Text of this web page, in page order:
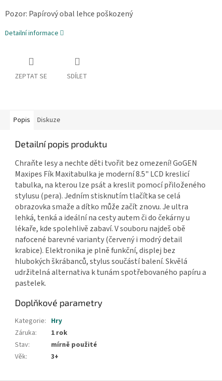
Pozor: Papírový obal lehce poškozený
Detailní informace
ZEPTAT SE SDÍLET
Popis Diskuze
Detailní popis produktu
Chraňte lesy a nechte děti tvořit bez omezení! GoGEN
Maxipes Fík Maxitabulka je moderní 8.5" LCD kreslicí
tabulka, na kterou lze psát a kreslit pomocí přiloženého
stylusu (pera). Jedním stisknutím tlačítka se celá
obrazovka smaže a dítko může začít znovu. Je ultra
lehká, tenká a ideální na cesty autem či do čekárny u
lékaře, kde spolehlivě zabaví. V souboru najdeš obě
nafocené barevné varianty (červený i modrý detail
krabice). Elektronika je plně funkční, displej bez
hlubokých škrábanců, stylus součástí balení. Skvělá
udržitelná alternativa k tunám spotřebovaného papíru a
pastelek.
Doplňkové parametry
Kategorie: Hry
Záruka:
1 rok
Stav:
mírně použité
Věk: 3+